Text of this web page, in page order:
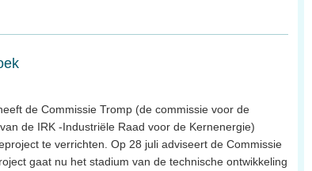
de Commissie Tromp (de commissie voor de
de IRK -Industriële Raad voor de Kernenergie)
te verrichten. Op 28 juli adviseert de Commissie
gaat nu het stadium van de technische ontwikkeling